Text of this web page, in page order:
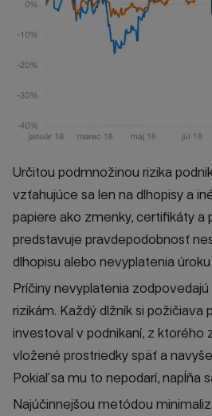
Určitou podmnožinou rizika
vzťahujúce sa len na dlhopisy a
papiere ako zmenky, certifikáty a
predstavuje pravdepodobnosť
dlhopisu alebo nevyplatenia
Príčiny nevyplatenia
rizikám. Každý dlžník si požičiava
investoval v podnikaní, z ktorého
vložené prostriedky späť a
Pokiaľ sa mu to nepodarí, napĺňa
Najúčinnejšou metódou